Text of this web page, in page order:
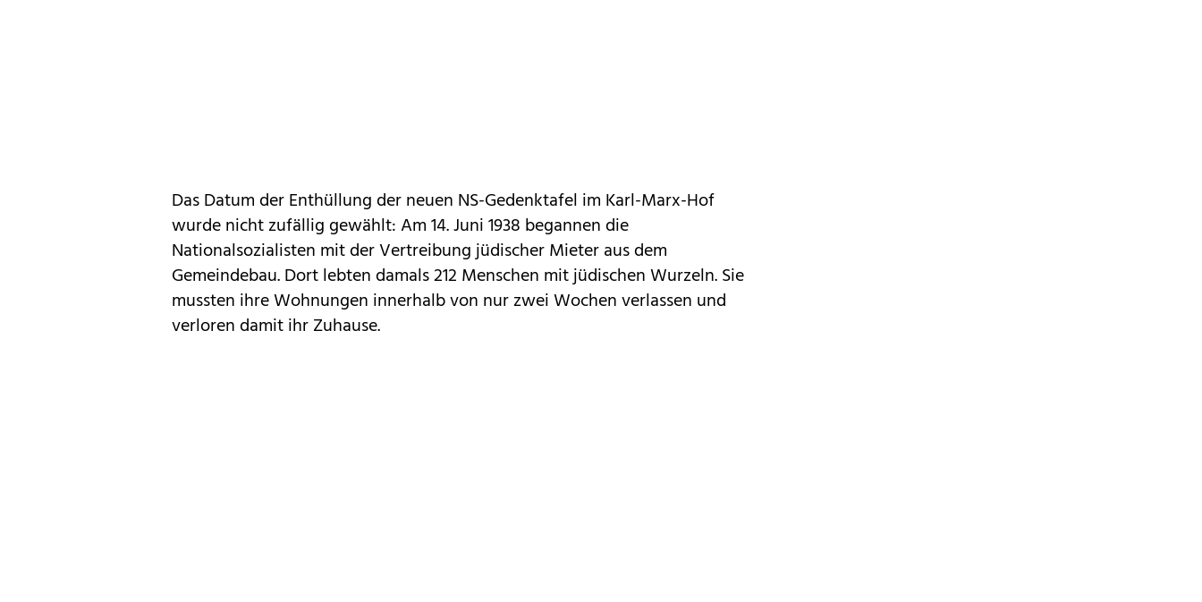
Das Datum der Enthüllung der neuen NS-Gedenktafel im Karl-Marx-Hof
wurde nicht zufällig gewählt: Am 14. Juni 1938 begannen die
Nationalsozialisten mit der Vertreibung jüdischer Mieter aus dem
Gemeindebau. Dort lebten damals 212 Menschen mit jüdischen Wurzeln. Sie
mussten ihre Wohnungen innerhalb von nur zwei Wochen verlassen und
verloren damit ihr Zuhause.